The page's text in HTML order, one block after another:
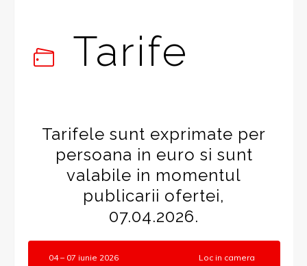
Tarife
Tarifele sunt exprimate per
persoana in euro si sunt
valabile in momentul
publicarii ofertei,
07.04.2026.
04 – 07 iunie 2026
Loc in camera